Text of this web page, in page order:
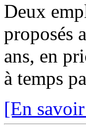
Deux
proposés
ans, en
à temps
[En